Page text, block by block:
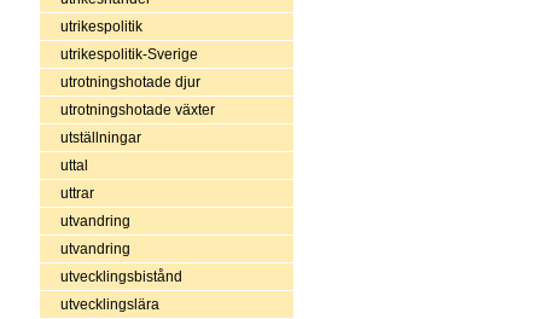
utrikespolitik
utrikespolitik-Sverige
utrotningshotade djur
utrotningshotade växter
utställningar
uttal
uttrar
utvandring
utvandring
utvecklingsbistånd
utvecklingslära